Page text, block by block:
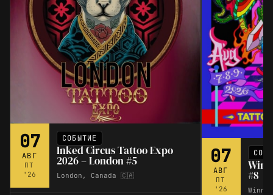
07
АВГ
ПТ
'26
СОБЫТИЕ
Inked Circus Tattoo Expo
2026 – London #5
London, Canada 🇨🇦
07
АВГ
ПТ
'26
#8